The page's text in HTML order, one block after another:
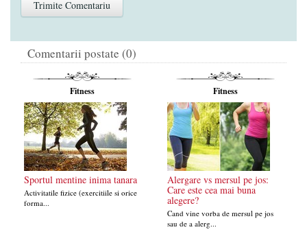
Comentarii postate (0)
Fitness
Sportul mentine inima tanara
Activitatile fizice (exercitiile si orice
forma...
Fitness
Alergare vs mersul pe jos:
Care este cea mai buna
alegere?
Cand vine vorba de mersul pe jos
sau de a alerg...